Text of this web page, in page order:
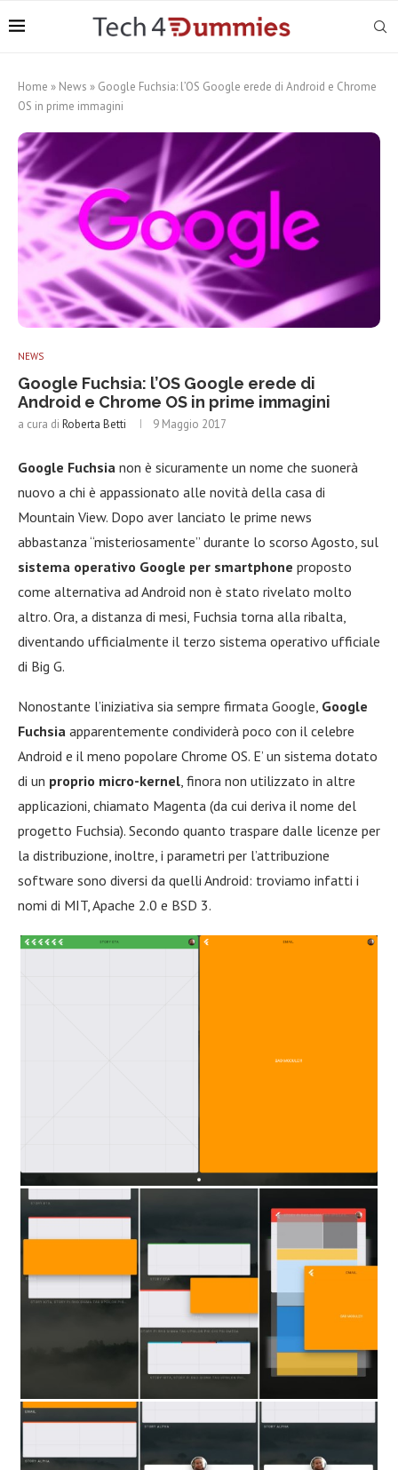
Home » News » Google Fuchsia: l’OS Google erede di Android e Chrome
OS in prime immagini
NEWS
Google Fuchsia: l’OS Google erede di
Android e Chrome OS in prime immagini
a cura di Roberta Betti 9 Maggio 2017
Google Fuchsia non è sicuramente un nome che suonerà
nuovo a chi è appassionato alle novità della casa di
Mountain View. Dopo aver lanciato le prime news
abbastanza “misteriosamente” durante lo scorso Agosto, sul
sistema operativo Google per smartphone proposto
come alternativa ad Android non è stato rivelato molto
altro. Ora, a distanza di mesi, Fuchsia torna alla ribalta,
diventando ufficialmente il terzo sistema operativo ufficiale
di Big G.
Nonostante l’iniziativa sia sempre firmata Google, Google
Fuchsia apparentemente condividerà poco con il celebre
Android e il meno popolare Chrome OS. E’ un sistema dotato
di un proprio micro-kernel , finora non utilizzato in altre
applicazioni, chiamato Magenta (da cui deriva il nome del
progetto Fuchsia). Secondo quanto traspare dalle licenze per
la distribuzione, inoltre, i parametri per l’attribuzione
software sono diversi da quelli Android: troviamo infatti i
nomi di MIT, Apache 2.0 e BSD 3.